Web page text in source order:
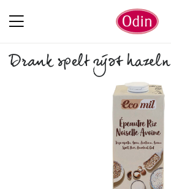
Drank spelt rijst